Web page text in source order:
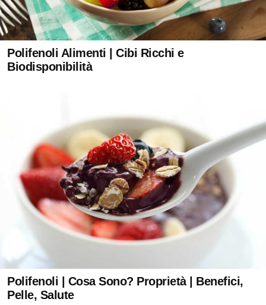
Polifenoli Alimenti | Cibi Ricchi e
Biodisponibilità
Polifenoli | Cosa Sono? Proprietà | Benefici,
Pelle, Salute